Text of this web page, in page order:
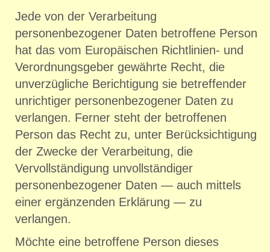
Jede von der Verarbeitung
personenbezogener Daten betroffene Person
hat das vom Europäischen Richtlinien- und
Verordnungsgeber gewährte Recht, die
unverzügliche Berichtigung sie betreffender
unrichtiger personenbezogener Daten zu
verlangen. Ferner steht der betroffenen
Person das Recht zu, unter Berücksichtigung
der Zwecke der Verarbeitung, die
Vervollständigung unvollständiger
personenbezogener Daten — auch mittels
einer ergänzenden Erklärung — zu
verlangen.
Möchte eine betroffene Person dieses